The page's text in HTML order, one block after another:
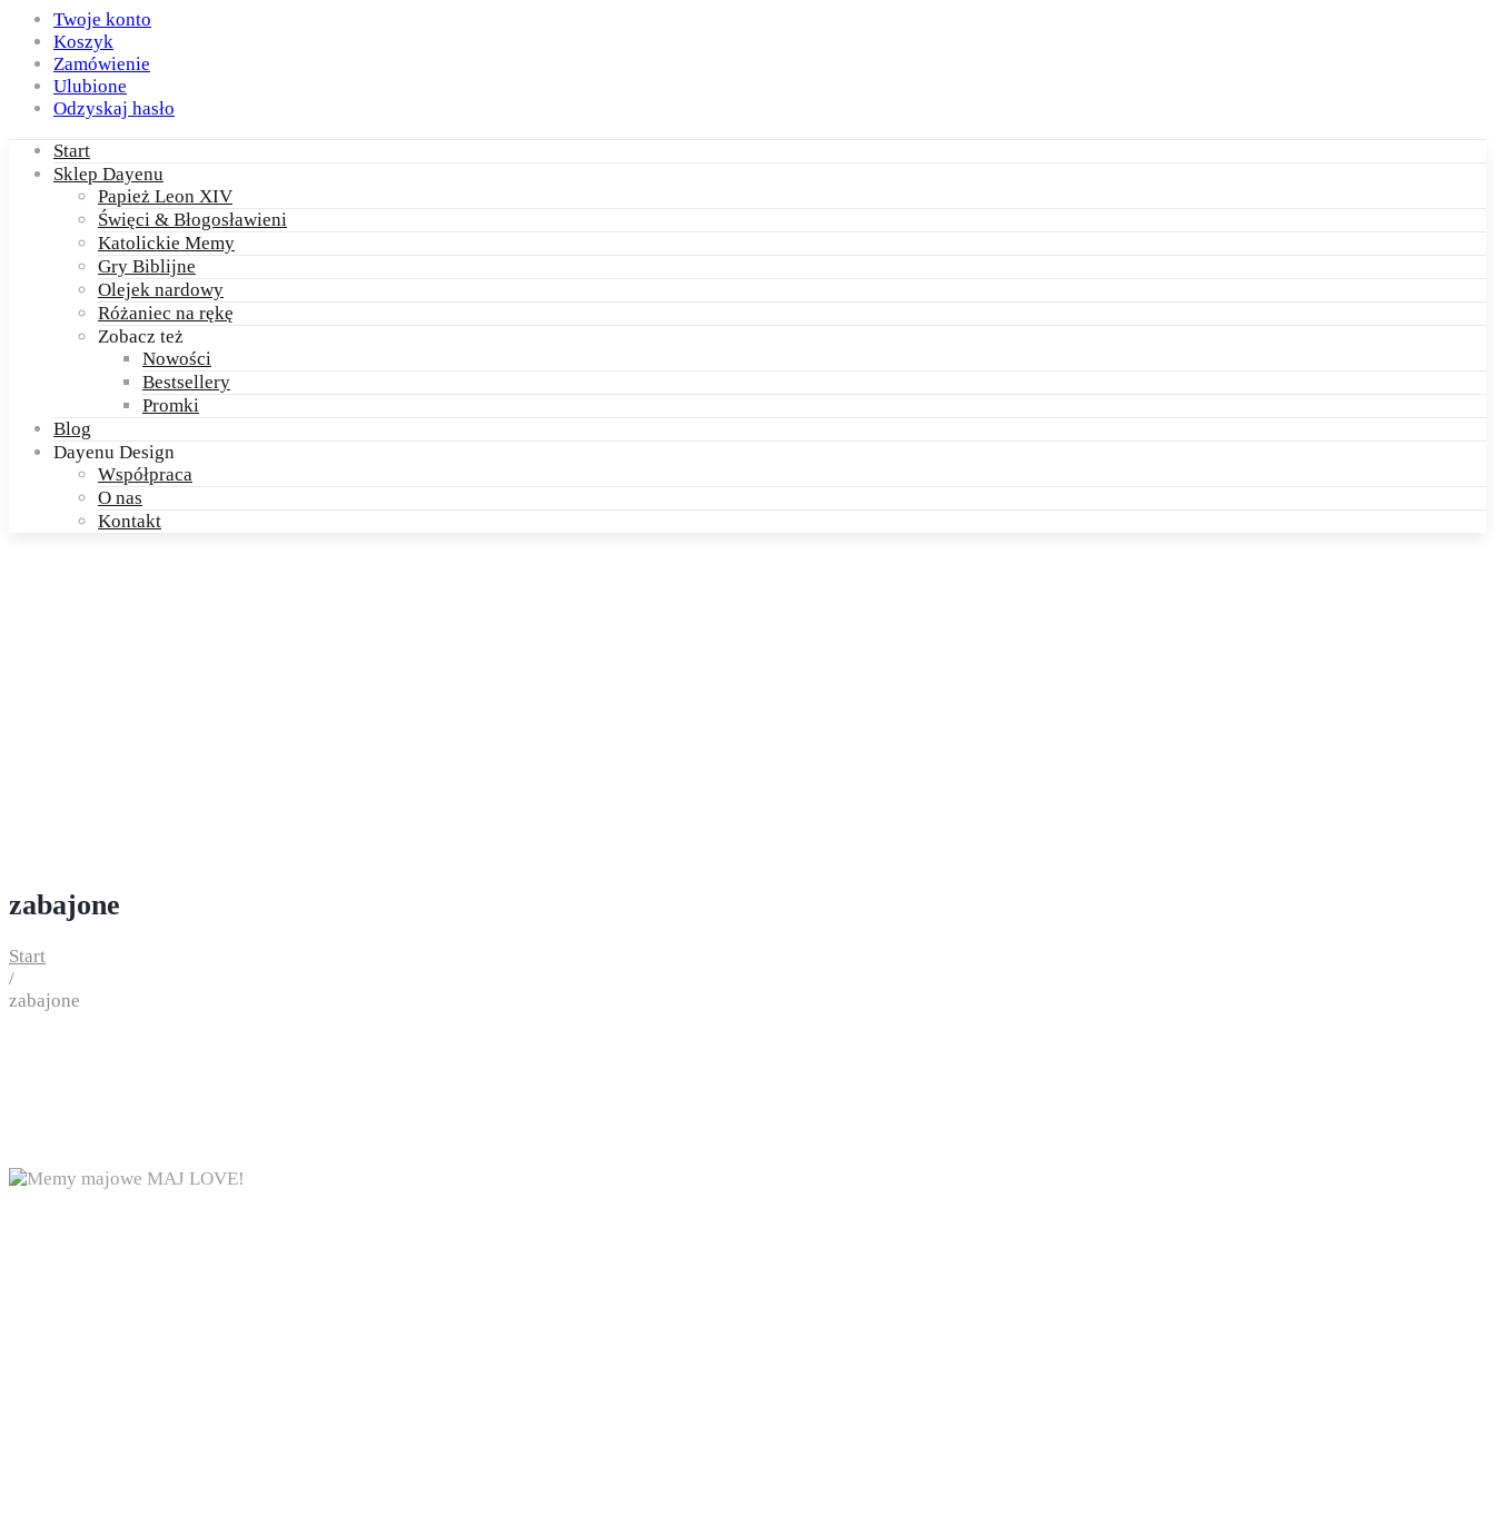
Twoje konto
Koszyk
Zamówienie
Ulubione
Odzyskaj hasło
Start
Sklep Dayenu
Papież Leon XIV
Święci & Błogosławieni
Katolickie Memy
Gry Biblijne
Olejek nardowy
Różaniec na rękę
Zobacz też
Nowości
Bestsellery
Promki
Blog
Dayenu Design
Współpraca
O nas
Kontakt
zabajone
Start
/
zabajone